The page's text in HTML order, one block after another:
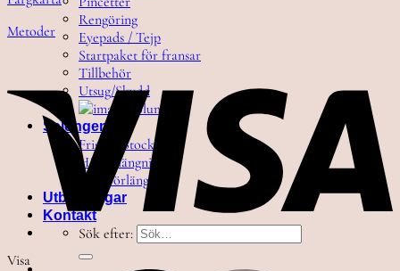
Rengöring
Eyepads / Tejp
Startpaket för fransar
Tillbehör
Utsug/Skydd
Salongen
Frisör i Stockholm
Hårförlängning
Fransförlängning
Utbildningar
Kontakt
Sök efter:
Metoder
Visa